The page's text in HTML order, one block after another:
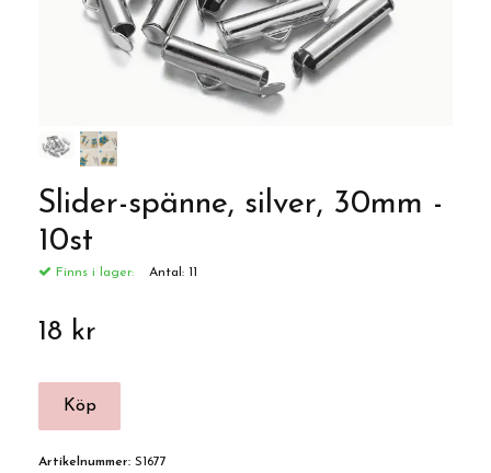
Slider-spänne, silver, 30mm -
10st
Finns i lager: Antal: 11
18 kr
Artikelnummer: S1677